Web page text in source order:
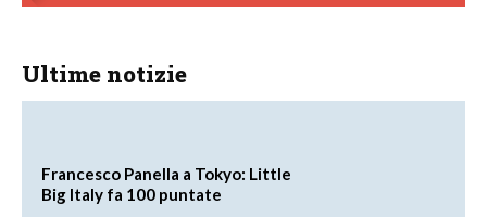
Ultime notizie
Francesco Panella a Tokyo: Little
Big Italy fa 100 puntate